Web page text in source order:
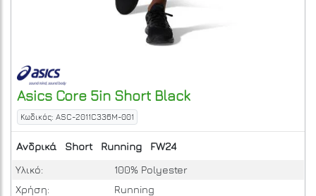
Asics Core 5in Short Black
Κωδικός: ASC-2011C336M-001
Ανδρικά Short Running
FW24
Υλικό:
100% Polyester
Χρήση:
Running